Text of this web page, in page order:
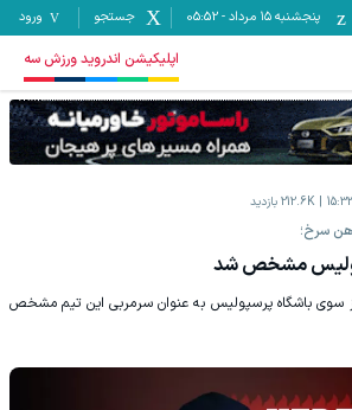
پنجشنبه ۱۵ مرداد -
05:52 جستجو ورود
اپلیکیشن اندروید ورزش سه
212.6K بازدید
سرخ؛
مشخص شد
سوی باشگاه پرسپولیس به عنوان سرمربی این تیم مشخص